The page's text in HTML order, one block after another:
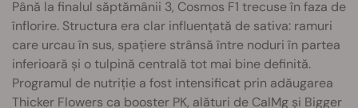
Până la finalul săptămânii 3, Cosmos F1 trecuse în faza de
înflorire. Structura era clar influențată de sativa: ramuri
care urcau în sus, spațiere strânsă între noduri în partea
inferioară și o tulpină centrală tot mai bine definită.
Programul de nutriție a fost intensificat prin adăugarea
Thicker Flowers ca booster PK, alături de CalMg și Bigger